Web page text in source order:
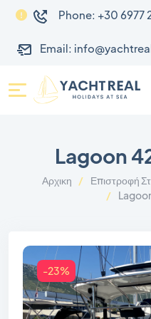
Phone: +30
Email:
Lagoon
Αρχικη
Επιστροφή
-23%